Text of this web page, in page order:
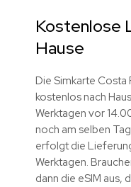
Kostenlose
Hause
Die Simkarte Costa
kostenlos nach
Werktagen vor
noch am selben
erfolgt die
Werktagen.
dann die eSIM aus,